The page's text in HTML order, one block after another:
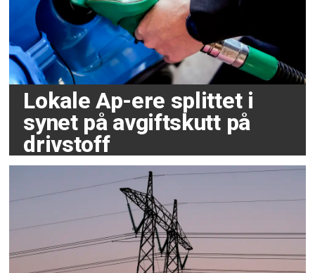
Lokale Ap-ere splittet i
synet på avgiftskutt på
drivstoff